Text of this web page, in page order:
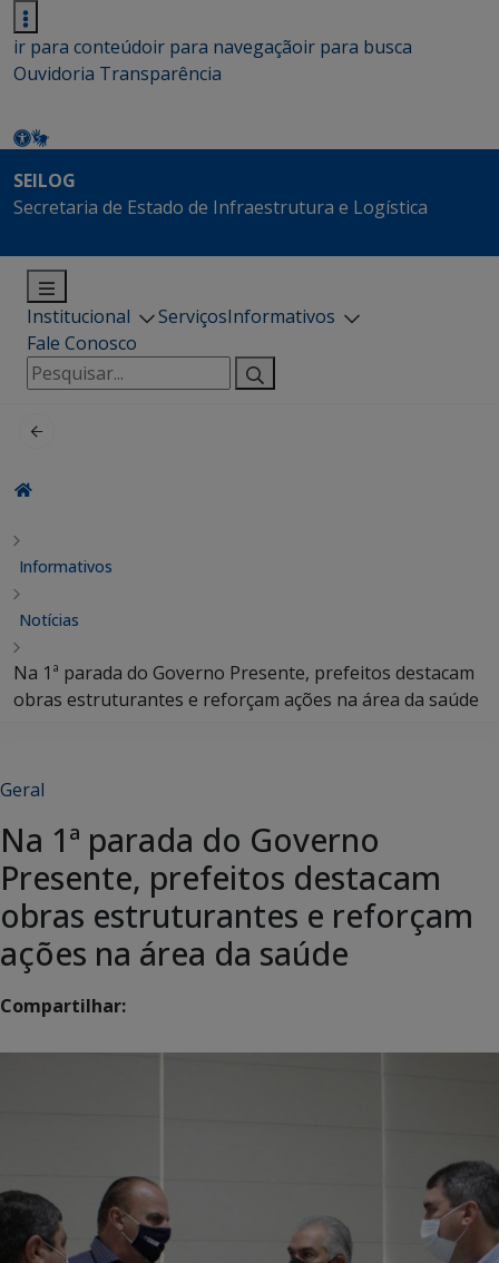
ir para conteúdoir para navegaçãoir para busca
Ouvidoria Transparência
SEILOG
Secretaria de Estado de Infraestrutura e Logística
Institucional ServiçosInformativos
Fale Conosco
Pesquisar
por:
Informativos
Notícias
Na 1ª parada do Governo Presente, prefeitos destacam
obras estruturantes e reforçam ações na área da saúde
Geral
Na 1ª parada do Governo
Presente, prefeitos destacam
obras estruturantes e reforçam
ações na área da saúde
Compartilhar: